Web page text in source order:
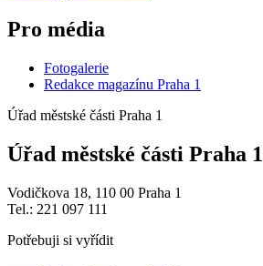
Pro média
Fotogalerie
Redakce magazínu Praha 1
Úřad městské části Praha 1
Úřad městské části Praha 1
Vodičkova 18, 110 00 Praha 1
Tel.: 221 097 111
Potřebuji si vyřídit